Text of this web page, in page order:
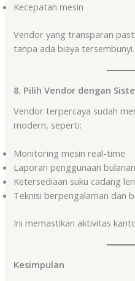
Kecepatan mesin
Vendor yang transparan
tanpa ada biaya tersembunyi.
8. Pilih Vendor dengan
Vendor terpercaya sudah
modern, seperti:
Monitoring mesin real-time
Laporan penggunaan bulanan
Ketersediaan suku cadang
Teknisi berpengalaman dan
Ini memastikan aktivitas
Kesimpulan